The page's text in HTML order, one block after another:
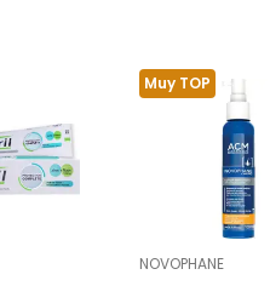
Muy TOP
NOVOPHANE